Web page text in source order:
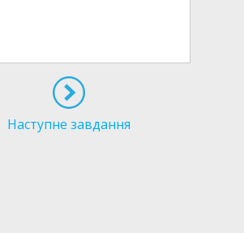
Наступне завдання